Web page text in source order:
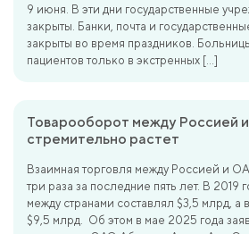
9 июня. В эти дни государственные
закрыты. Банки, почта и
закрыты во время праздников.
пациентов только в экстренных […]
Товарооборот между Россией
стремительно растет
Взаимная торговля между Россией и
три раза за последние пять лет. В 2019
между странами составлял $3,5 млрд, а
$9,5 млрд. Об этом в мае 2025 года